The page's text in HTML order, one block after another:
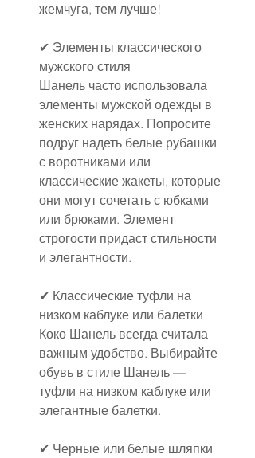
жемчуга, тем лучше!
✔ Элементы классического
мужского стиля
Шанель часто использовала
элементы мужской одежды в
женских нарядах. Попросите
подруг надеть белые рубашки
с воротниками или
классические жакеты, которые
они могут сочетать с юбками
или брюками. Элемент
строгости придаст стильности
и элегантности.
✔ Классические туфли на
низком каблуке или балетки
Коко Шанель всегда считала
важным удобство. Выбирайте
обувь в стиле Шанель —
туфли на низком каблуке или
элегантные балетки.
✔ Черные или белые шляпки